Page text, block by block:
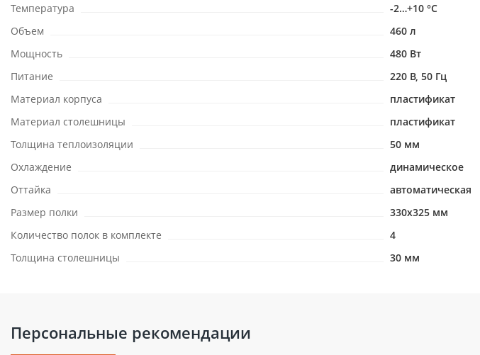
Температура
-2…+10 °С
Объем
460 л
Мощность
480 Вт
Питание
220 В, 50 Гц
Материал корпуса
пластификат
Материал столешницы
пластификат
Толщина теплоизоляции
50 мм
Охлаждение
динамическое
Оттайка
автоматическая
Размер полки
330х325 мм
Количество полок в комплекте
4
Толщина столешницы
30 мм
Персональные рекомендации